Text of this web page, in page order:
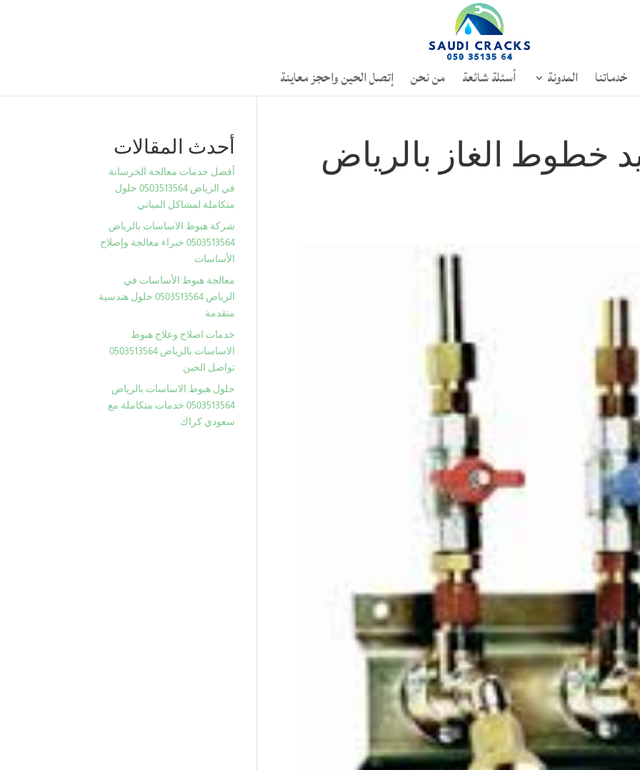
خدماتنا المدونة أسئلة شائعة من نحن إتصل الحين واحجز معاينة
خطوط الغاز بالرياض أحدث المقالات
أفضل خدمات معالجة الخرسانة
في الرياض 0503513564 حلول
متكاملة لمشاكل المباني
شركة هبوط الاساسات بالرياض
0503513564 خبراء معالجة وإصلاح
الأساسات
معالجة هبوط الأساسات في
الرياض 0503513564 حلول هندسية
متقدمة
خدمات اصلاح وعلاج هبوط
الاساسات بالرياض 0503513564
تواصل الحين
حلول هبوط الاساسات بالرياض
0503513564 خدمات متكاملة مع
سعودي كراك